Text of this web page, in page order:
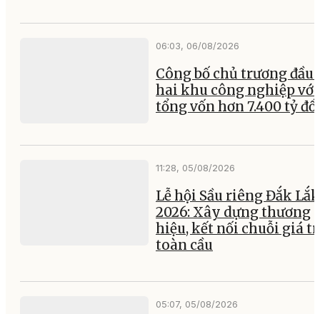
06:03, 06/08/2026
Công bố chủ trương đầu
hai khu công nghiệp với
tổng vốn hơn 7.400 tỷ
11:28, 05/08/2026
Lễ hội Sầu riêng Đắk Lắk
2026: Xây dựng thương
hiệu, kết nối chuỗi giá
toàn cầu
05:07, 05/08/2026